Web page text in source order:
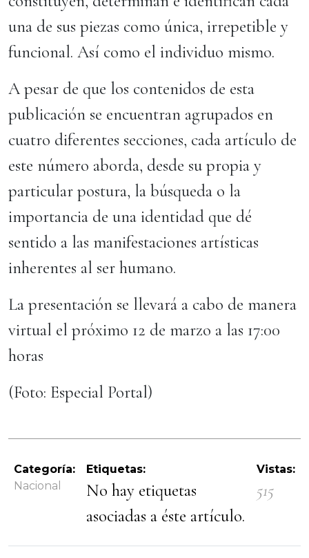
una de sus piezas como única, irrepetible y
funcional. Así como el individuo mismo.
A pesar de que los contenidos de esta
publicación se encuentran agrupados en
cuatro diferentes secciones, cada artículo de
este número aborda, desde su propia y
particular postura, la búsqueda o la
importancia de una identidad que dé
sentido a las manifestaciones artísticas
inherentes al ser humano.
La presentación se llevará a cabo de manera
virtual el próximo 12 de marzo a las 17:00
horas
(Foto: Especial Portal)
Categoría:
Nacional
Etiquetas:
No hay etiquetas
asociadas a éste artículo.
Vistas:
515